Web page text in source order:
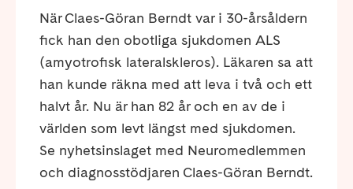
När Claes-Göran Berndt var i 30-årsåldern
fick han den obotliga sjukdomen ALS
(amyotrofisk lateralskleros). Läkaren sa att
han kunde räkna med att leva i två och ett
halvt år. Nu är han 82 år och en av de i
världen som levt längst med sjukdomen.
Se nyhetsinslaget med Neuromedlemmen
och diagnosstödjaren Claes-Göran Berndt.